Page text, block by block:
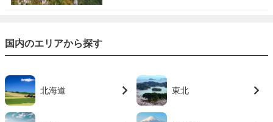
国内のエリアから探す
北海道 東北